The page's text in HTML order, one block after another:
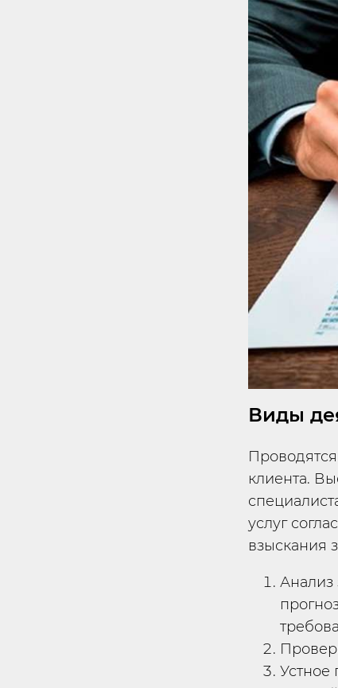
Виды
клиента.
услуг
взыскания
Анализ
Устное